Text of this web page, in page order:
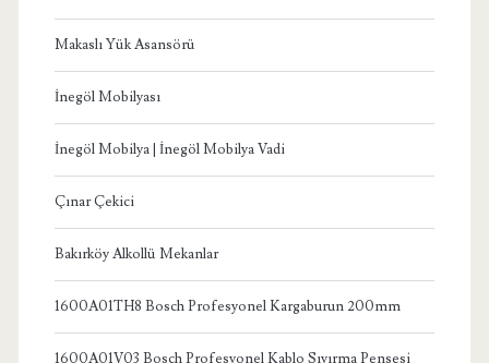
Makaslı Yük Asansörü
İnegöl Mobilyası
İnegöl Mobilya | İnegöl Mobilya Vadi
Çınar Çekici
Bakırköy Alkollü Mekanlar
1600A01TH8 Bosch Profesyonel Kargaburun 200mm
1600A01V03 Bosch Profesyonel Kablo Sıyırma Pensesi